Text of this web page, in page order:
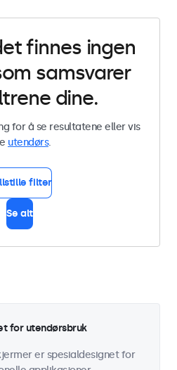
finnes ingen
samsvarer
dine.
for å se resultatene eller vis
utendørs.
filter
Se alt
for utendørsbruk
er spesialdesignet for